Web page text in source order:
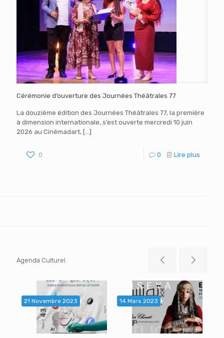
Cérémonie d’ouverture des Journées Théâtrales 77
La douzième édition des Journées Théâtrales 77, la première
à dimension internationale, s’est ouverte mercredi 10 juin
2026 au Cinémadart, […]
0 0 Lire plus
Agenda Culturel
21 Novembre 2023 14 Mars 2023